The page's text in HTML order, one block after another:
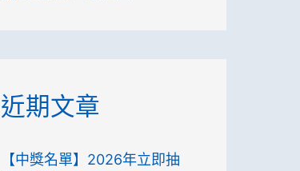
近期文章
【中獎名單】2026年立即抽